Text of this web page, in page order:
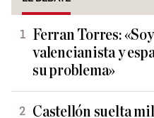
Ferran Torres:
valencianista y
su problema»
Castellón suelta